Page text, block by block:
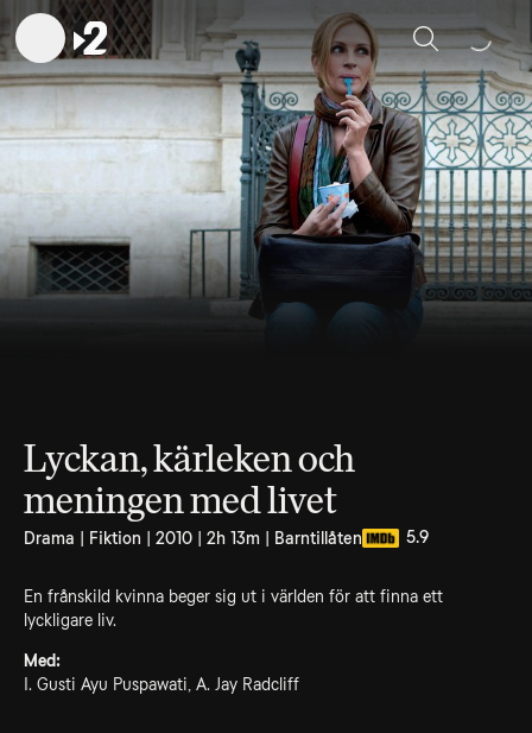
Sök
Lyckan, kärleken och
meningen med livet
Drama | Fiktion | 2010 | 2h 13m | Barntillåten 5.9
En frånskild kvinna beger sig ut i världen för att finna ett
lyckligare liv.
Med:
I. Gusti Ayu Puspawati, A. Jay Radcliff